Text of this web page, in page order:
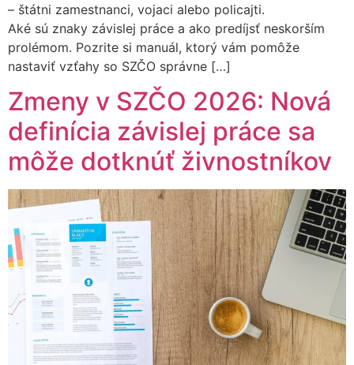
– štátni zamestnanci, vojaci alebo policajti.
Aké sú znaky závislej práce a ako predíjsť neskorším
prolémom. Pozrite si manuál, ktorý vám pomôže
nastaviť vzťahy so SZČO správne […]
Zmeny v SZČO 2026: Nová
definícia závislej práce sa
môže dotknúť živnostníkov